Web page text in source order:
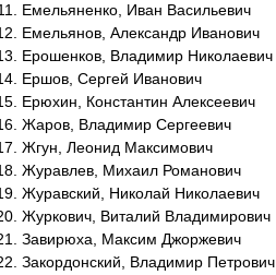
Емельяненко, Иван Васильевич
Емельянов, Александр Иванович
Ерошенков, Владимир Николаевич
Ершов, Сергей Иванович
Ерюхин, Константин Алексеевич
Жаров, Владимир Сергеевич
Жгун, Леонид Максимович
Журавлев, Михаил Романович
Журавский, Николай Николаевич
Журкович, Виталий Владимирович
Завирюха, Максим Джоржевич
Закордонский, Владимир Петрович